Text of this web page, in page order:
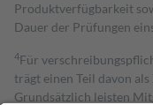
Produktverfügbarkeit
Dauer der Prüfungen
4Für
trägt einen Teil davon
Grundsätzlich leisten